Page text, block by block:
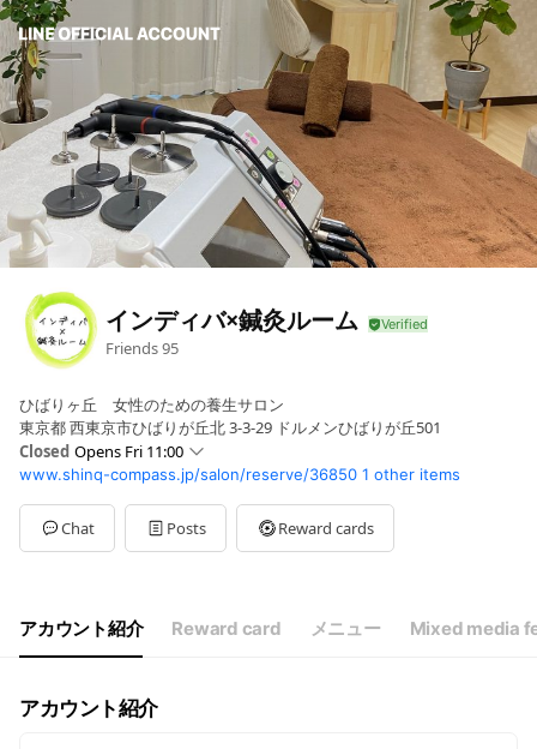
インディバ×鍼灸ルーム
Friends95
ひばりヶ丘 女性のための養生サロン
東京都 西東京市ひばりが丘北 3-3-29 ドルメンひばりが丘501
Closed Opens Fri 11:00
Sun10:00 - 18:00
MonClosed
TueClosed
Wed11:00 - 20:00
11:00 - 18:00
月曜と火曜がお休みです 時々出張しています
www.shinq-compass.jp/salon/reserve/36850 1 other items
Chat Posts Reward cards
アカウント紹介 Reward card メニュー Mixed media
アカウント紹介